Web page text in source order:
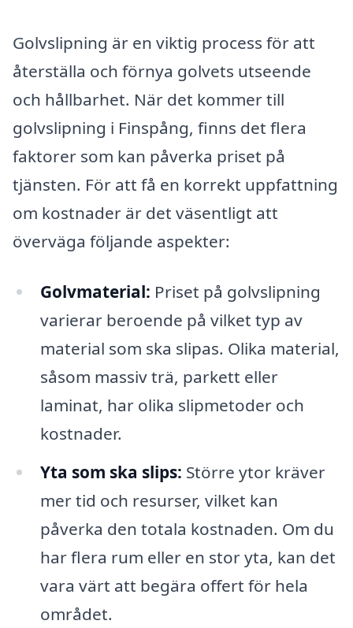
Golvslipning är en viktig process för att
återställa och förnya golvets utseende
och hållbarhet. När det kommer till
golvslipning i Finspång, finns det flera
faktorer som kan påverka priset på
tjänsten. För att få en korrekt uppfattning
om kostnader är det väsentligt att
överväga följande aspekter:
Golvmaterial: Priset på golvslipning
varierar beroende på vilket typ av
material som ska slipas. Olika material,
såsom massiv trä, parkett eller
laminat, har olika slipmetoder och
kostnader.
Yta som ska slips: Större ytor kräver
mer tid och resurser, vilket kan
påverka den totala kostnaden. Om du
har flera rum eller en stor yta, kan det
vara värt att begära offert för hela
området.